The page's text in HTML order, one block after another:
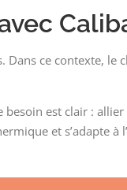
ce contexte, le
besoin est clair :
et s’adapte à